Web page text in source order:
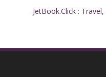
JetBook.Click :